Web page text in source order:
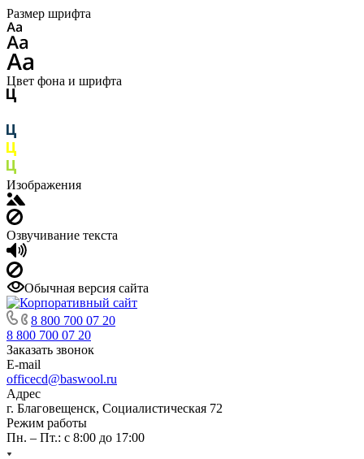
Размер шрифта
Цвет фона и шрифта
Изображения
Озвучивание текста
Обычная версия сайта
8 800 700 07 20
8 800 700 07 20
Заказать звонок
E-mail
officecd@baswool.ru
Адрес
г. Благовещенск, Социалистическая 72
Режим работы
Пн. – Пт.: с 8:00 до 17:00